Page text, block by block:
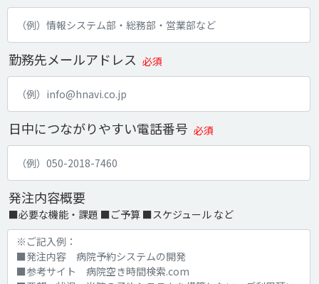
勤務先メールアドレス 必須
日中につながりやすい電話番号 必須
発注内容概要
■必要な機能・課題 ■ご予算 ■スケジュール など